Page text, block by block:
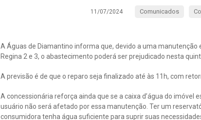
11/07/2024 Comunicados
A Águas de Diamantino informa que, devido a uma
Regina 2 e 3, o abastecimento poderá ser prejudicado nesta
A previsão é de que o reparo seja finalizado até às 11h, com
A concessionária reforça ainda que se a caixa d’água do
usuário não será afetado por essa manutenção. Ter um
consumidora tenha água suficiente para suprir suas